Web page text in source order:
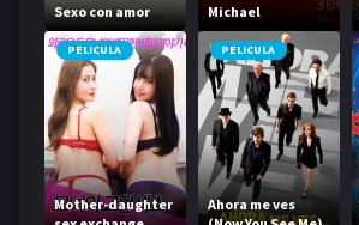
Sexo con amor Michael
PELICULA
Mother-daughter
PELICULA
Ahora me ves